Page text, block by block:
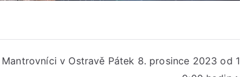
Mantrovníci v Ostravě Pátek 8. prosince 2023 od 1